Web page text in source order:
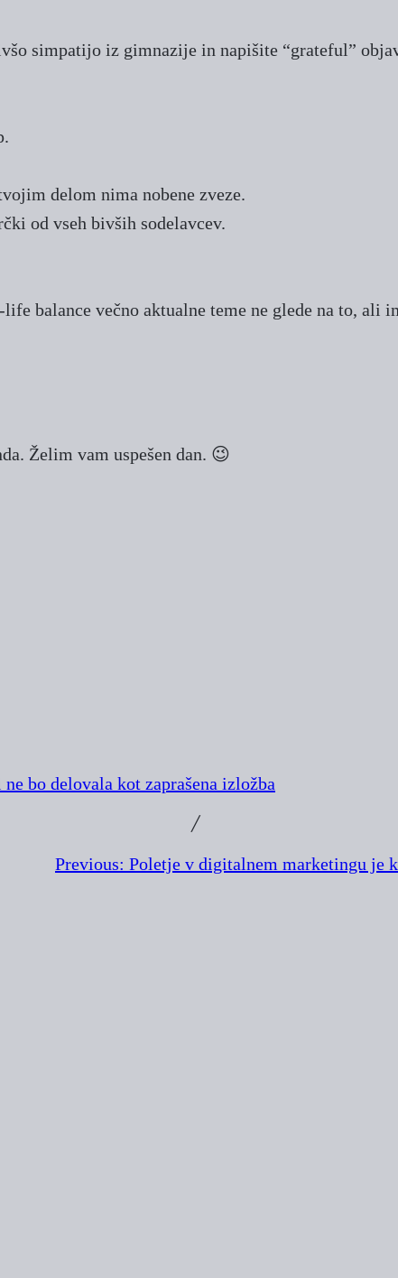
simpatijo iz gimnazije in napišite “grateful”
delom nima nobene zveze.
od vseh bivših sodelavcev.
balance večno aktualne teme ne glede na to, ali
Želim vam uspešen dan. 😉
bo delovala kot zaprašena izložba
╱
Previous: Poletje v digitalnem marketingu je